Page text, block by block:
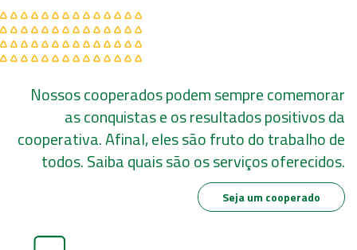
Nossos cooperados podem sempre comemorar
as conquistas e os resultados positivos da
cooperativa. Afinal, eles são fruto do trabalho de
todos. Saiba quais são os serviços oferecidos.
Seja um cooperado